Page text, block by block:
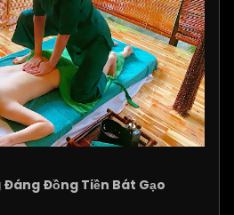
Đáng Đồng Tiền Bát Gạo